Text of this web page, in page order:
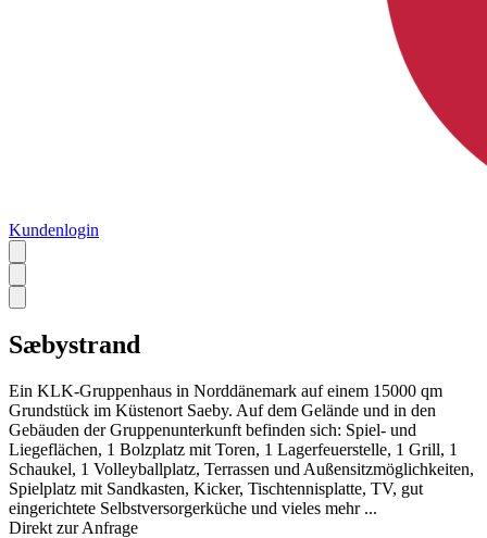
Kundenlogin
Sæbystrand
Ein KLK-Gruppenhaus in Norddänemark auf einem 15000 qm
Grundstück im Küstenort Saeby. Auf dem Gelände und in den
Gebäuden der Gruppenunterkunft befinden sich: Spiel- und
Liegeflächen, 1 Bolzplatz mit Toren, 1 Lagerfeuerstelle, 1 Grill, 1
Schaukel, 1 Volleyballplatz, Terrassen und Außensitzmöglichkeiten,
Spielplatz mit Sandkasten, Kicker, Tischtennisplatte, TV, gut
eingerichtete Selbstversorgerküche und vieles mehr ...
Direkt zur Anfrage